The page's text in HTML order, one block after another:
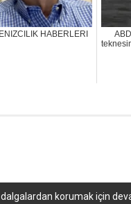
HABERLERI
dalgalardan korumak için